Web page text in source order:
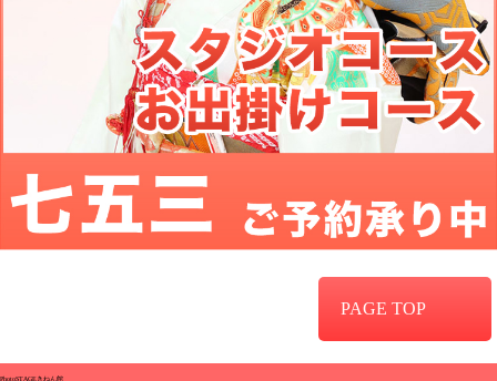
PAGE TOP
PhotoSTAGEきねん館